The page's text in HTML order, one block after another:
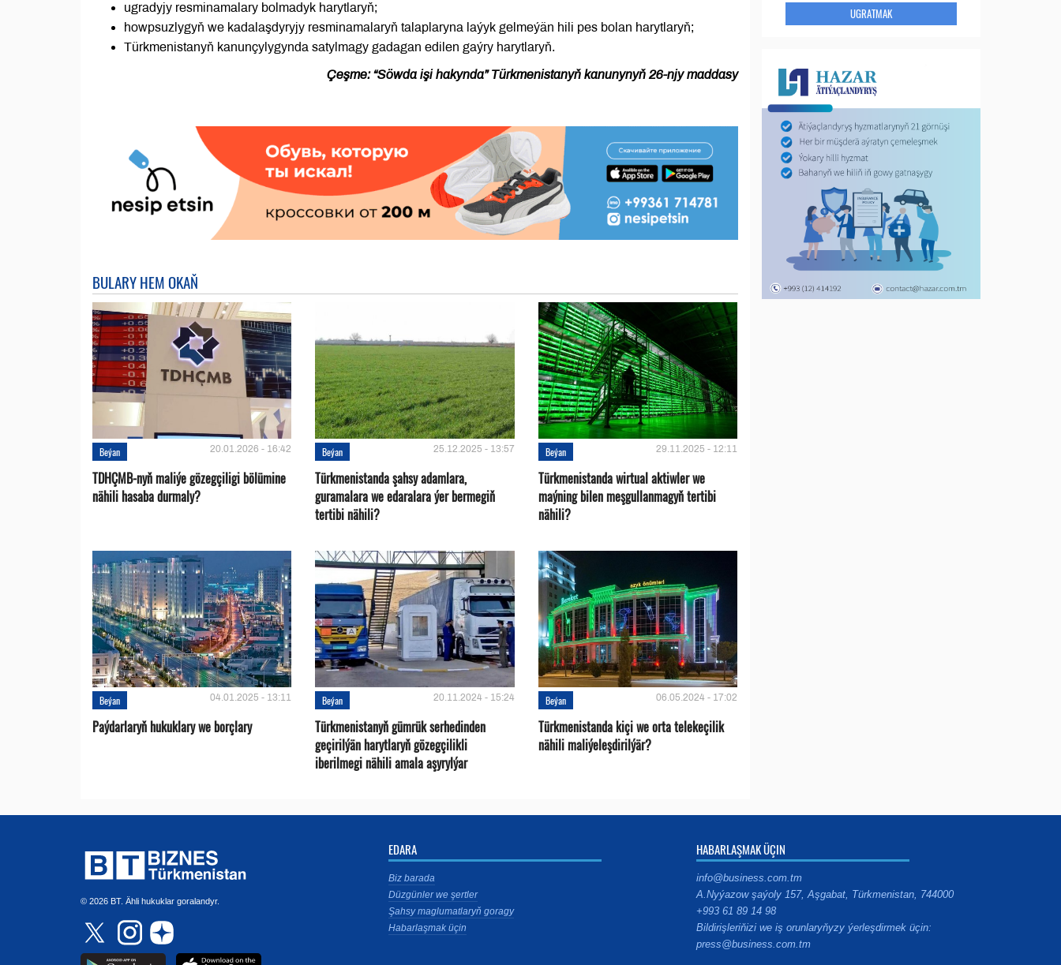
ugradyjy resminamalary bolmadyk harytlaryň;
howpsuzlygyň we kadalaşdyryjy resminamalaryň talaplaryna laýyk gelmeýän hili pes bolan harytlaryň;
Türkmenistanyň kanunçylygynda satylmagy gadagan edilen gaýry harytlaryň.
Çeşme: “Söwda işi hakynda” Türkmenistanyň kanunynyň 26-njy maddasy
BULARY HEM OKAŇ
Beýan 20.01.2026 - 16:42
TDHÇMB-nyň maliýe gözegçiligi bölümine
nähili hasaba durmaly?
Beýan 25.12.2025 - 13:57
Türkmenistanda şahsy adamlara,
guramalara we edaralara ýer bermegiň
tertibi nähili?
Beýan 29.11.2025 - 12:11
Türkmenistanda wirtual aktiwler we
maýning bilen meşgullanmagyň tertibi
nähili?
Beýan 04.01.2025 - 13:11
Paýdarlaryň hukuklary we bоrçlary
Beýan 20.11.2024 - 15:24
Türkmenistanyň gümrük serhedinden
geçirilýän harytlaryň gözegçilikli
iberilmegi nähili amala aşyrylýar
Beýan 06.05.2024 - 17:02
Türkmenistanda kiçi we orta telekeçilik
nähili maliýeleşdirilýär?
UGRATMAK
© 2026 BT. Ähli hukuklar goralandyr.
EDARA
Biz barada
Düzgünler we şertler
Şahsy maglumatlaryň goragy
Habarlaşmak üçin
HABARLAŞMAK ÜÇIN
info@business.com.tm
A.Nyýazow şaýoly 157, Aşgabat, Türkmenistan, 744000
+993 61 89 14 98
Bildirişleriňizi we iş orunlaryňyzy ýerleşdirmek üçin:
press@business.com.tm